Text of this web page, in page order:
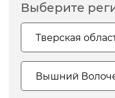
Выберите